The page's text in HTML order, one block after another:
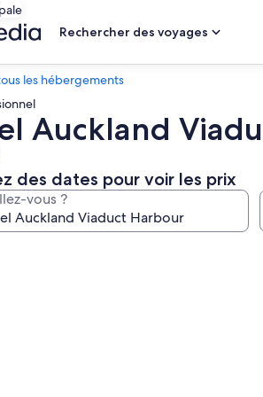
Rechercher des voyages
les hébergements
Auckland
des dates pour voir les prix
vous ?